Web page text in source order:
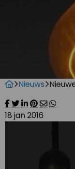
Nieuws
18 jan 2016